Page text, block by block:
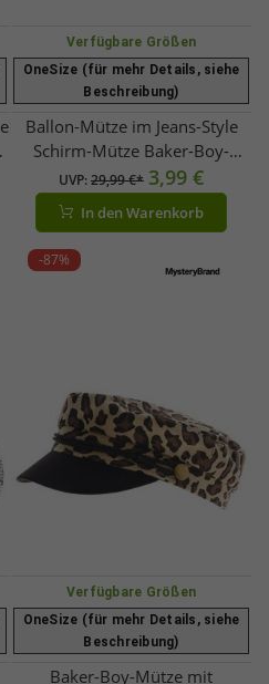
Verfügbare Größen
OneSize (für mehr Details, siehe
Beschreibung)
Ballon-Mütze im Jeans-Style
Schirm-Mütze Baker-Boy-
Mütze Kopfbedeckung
Sommer-Cap 4606M K248136
Dunkel-Blau
UVP:29,99 €* 3,99 €
In den Warenkorb
-87%
Verfügbare Größen
OneSize (für mehr Details, siehe
Beschreibung)
Baker-Boy-Mütze mit